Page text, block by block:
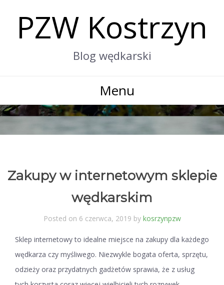
PZW Kostrzyn
Blog wędkarski
Menu
Zakupy w internetowym sklepie
wędkarskim
Posted on 6 czerwca, 2019 by kosrzynpzw
Sklep internetowy to idealne miejsce na zakupy dla każdego
wędkarza czy myśliwego. Niezwykle bogata oferta, sprzętu,
odzieży oraz przydatnych gadżetów sprawia, że z usług